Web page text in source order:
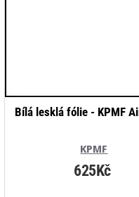
KPMF
Bílá lesklá fólie - KPMF
625Kč